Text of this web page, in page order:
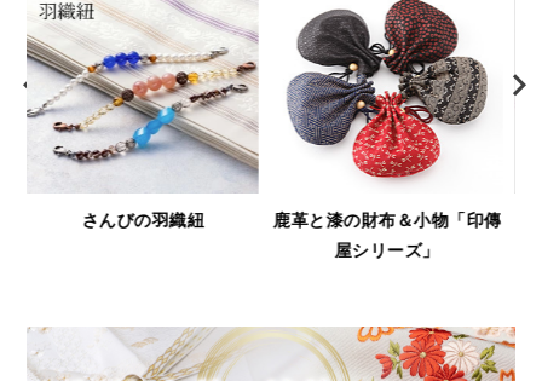
鹿革と漆の財布＆小物「印傳
浅草文庫